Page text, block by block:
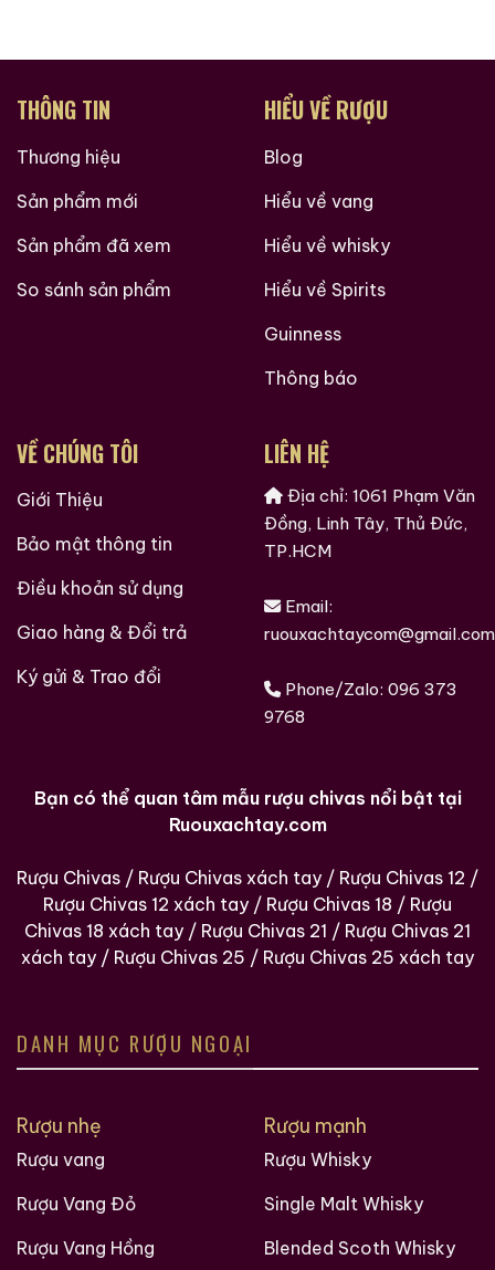
THÔNG TIN
Thương hiệu
Sản phẩm mới
Sản phẩm đã xem
So sánh sản phẩm
HIỂU VỀ RƯỢU
Blog
Hiểu về vang
Hiểu về whisky
Hiểu về Spirits
Guinness
Thông báo
VỀ CHÚNG TÔI
Giới Thiệu
Bảo mật thông tin
Điều khoản sử dụng
Giao hàng & Đổi trả
Ký gửi & Trao đổi
LIÊN HỆ
Địa chỉ: 1061 Phạm Văn
Đồng, Linh Tây, Thủ Đức,
TP.HCM
Email:
ruouxachtaycom@gmail.com
Phone/Zalo: 096 373
9768
Bạn có thể quan tâm mẫu rượu chivas nổi bật tại
Ruouxachtay.com
Rượu Chivas / Rượu Chivas xách tay / Rượu Chivas 12 /
Rượu Chivas 12 xách tay / Rượu Chivas 18 / Rượu
Chivas 18 xách tay / Rượu Chivas 21 / Rượu Chivas 21
xách tay / Rượu Chivas 25 / Rượu Chivas 25 xách tay
DANH MỤC RƯỢU NGOẠI
Rượu nhẹ
Rượu vang
Rượu Vang Đỏ
Rượu Vang Hồng
Rượu mạnh
Rượu Whisky
Single Malt Whisky
Blended Scoth Whisky